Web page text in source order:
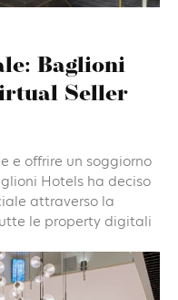
Baglioni
Seller
e offrire un soggiorno
Hotels ha deciso
attraverso la
le property digitali